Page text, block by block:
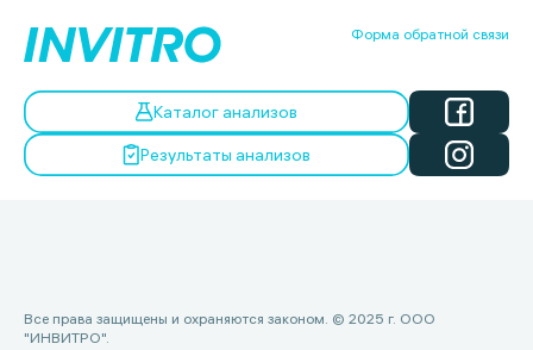
Форма обратной связи
Каталог анализов
Результаты анализов
Все права защищены и охраняются законом. © 2025 г. ООО
"ИНВИТРО".